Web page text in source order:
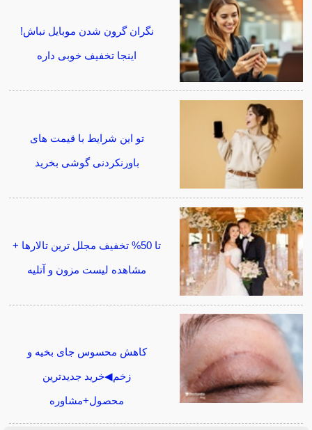
نگران گرون شدن موبایل نباش!
اینجا تخفیف خوبی داره
تو این شرایط با قیمت های
باورنکردنی گوشی بخرید
تا 50% تخفیف مجلل ترین تالارها +
مشاهده لیست مزون و آتلیه
کاهش محسوس جای بخیه و
زخم◀خرید جدیدترین
محصول+مشاوره